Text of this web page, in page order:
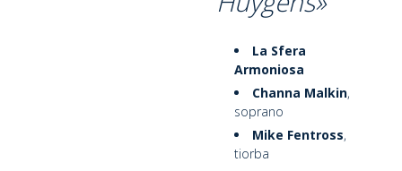
La Sfera
Armoniosa
Channa Malkin,
soprano
Mike Fentross,
tiorba